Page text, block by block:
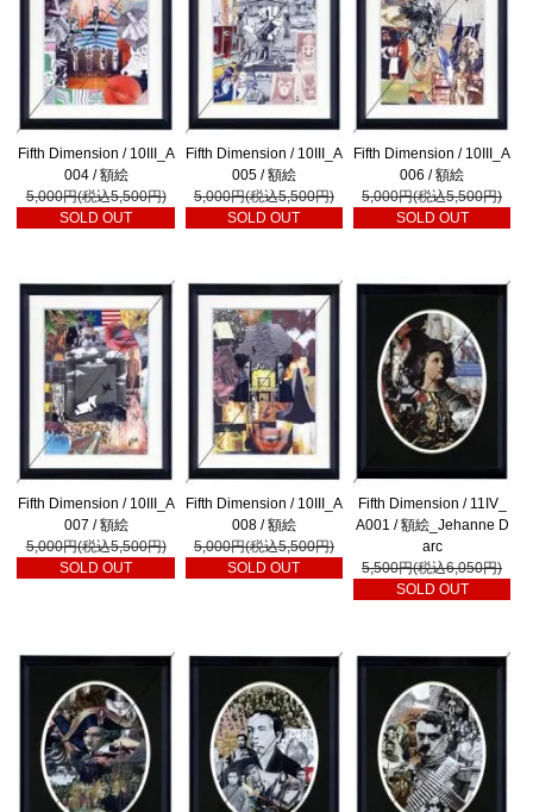
Fifth Dimension / 10III_A
004 / 額絵
5,000円(税込5,500円)
SOLD OUT
Fifth Dimension / 10III_A
005 / 額絵
5,000円(税込5,500円)
SOLD OUT
Fifth Dimension / 10III_A
006 / 額絵
5,000円(税込5,500円)
SOLD OUT
Fifth Dimension / 10III_A
007 / 額絵
5,000円(税込5,500円)
SOLD OUT
Fifth Dimension / 10III_A
008 / 額絵
5,000円(税込5,500円)
SOLD OUT
Fifth Dimension / 11IV_
A001 / 額絵_Jehanne D
arc
5,500円(税込6,050円)
SOLD OUT